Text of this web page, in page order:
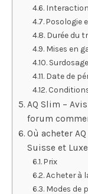
Posologie
Durée du
Mises en
Surdosage
Date de
AQ Slim –
forum
Où acheter
Suisse et
Prix
Acheter à
Modes de